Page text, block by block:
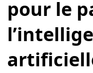
pour le